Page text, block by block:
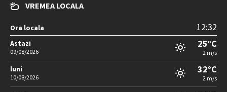
VREMEA LOCALA
Ora locala 12:32
Astazi
09/08/2026
25°C
2 m/s
luni
10/08/2026
32°C
2 m/s